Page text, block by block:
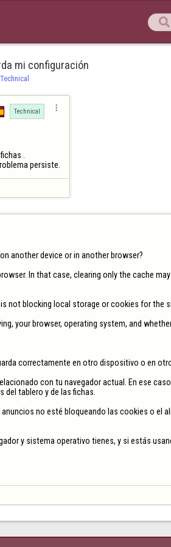

mi configuración
Technical
Technical 
.
persiste.
another device or in another browser?
In that case, clearing only the cache
not blocking local storage or cookies for the
your browser, operating system, and
correctamente en otro dispositivo o en
con tu navegador actual. En ese
tablero y de las fichas.
no esté bloqueando las cookies o
y sistema operativo tienes, y si estás